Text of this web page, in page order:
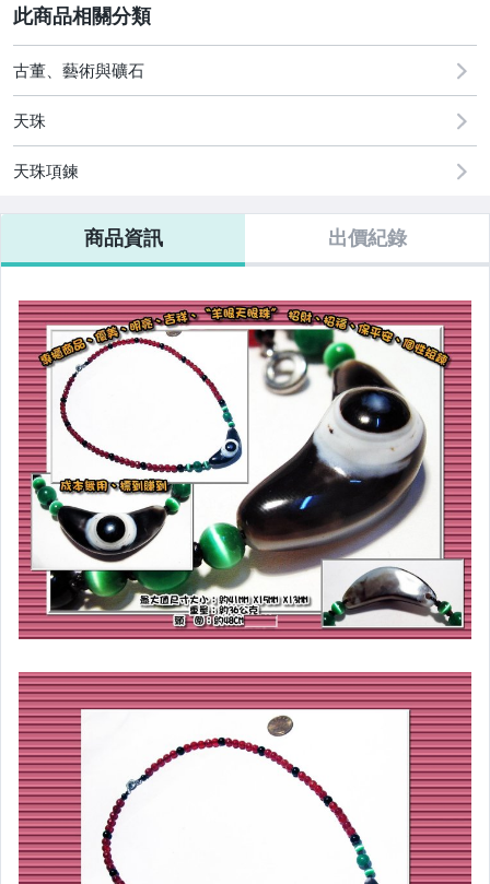
圖書/影音/文具
古董、藝術與礦石
手錶與飾品配件
古董、藝術與礦石
天珠
天珠項鍊
商品資訊 出價紀錄